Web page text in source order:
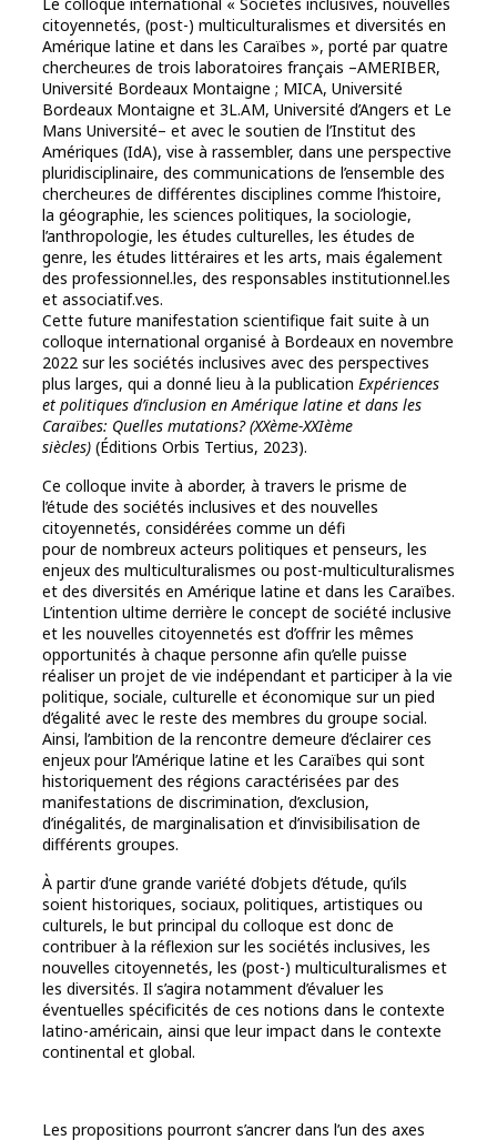
citoyennetés, (post-) multiculturalismes et diversités en
Amérique latine et dans les Caraïbes », porté par quatre
chercheur.es de trois laboratoires français –AMERIBER,
Université Bordeaux Montaigne ; MICA, Université
Bordeaux Montaigne et 3L.AM, Université d’Angers et Le
Mans Université– et avec le soutien de l’Institut des
Amériques (IdA), vise à rassembler, dans une perspective
pluridisciplinaire, des communications de l’ensemble des
chercheur.es de différentes disciplines comme l’histoire,
la géographie, les sciences politiques, la sociologie,
l’anthropologie, les études culturelles, les études de
genre, les études littéraires et les arts, mais également
des professionnel.les, des responsables institutionnel.les
et associatif.ves.
Cette future manifestation scientifique fait suite à un
colloque international organisé à Bordeaux en novembre
2022 sur les sociétés inclusives avec des perspectives
plus larges, qui a donné lieu à la publication Expériences
et politiques d’inclusion en Amérique latine et dans les
Caraïbes: Quelles mutations? (XXème-XXIème
siècles) (Éditions Orbis Tertius, 2023).
Ce colloque invite à aborder, à travers le prisme de
l’étude des sociétés inclusives et des nouvelles
citoyennetés, considérées comme un défi
pour de nombreux acteurs politiques et penseurs, les
enjeux des multiculturalismes ou post-multiculturalismes
et des diversités en Amérique latine et dans les Caraïbes.
L’intention ultime derrière le concept de société inclusive
et les nouvelles citoyennetés est d’offrir les mêmes
opportunités à chaque personne afin qu’elle puisse
réaliser un projet de vie indépendant et participer à la vie
politique, sociale, culturelle et économique sur un pied
d’égalité avec le reste des membres du groupe social.
Ainsi, l’ambition de la rencontre demeure d’éclairer ces
enjeux pour l’Amérique latine et les Caraïbes qui sont
historiquement des régions caractérisées par des
manifestations de discrimination, d’exclusion,
d’inégalités, de marginalisation et d’invisibilisation de
différents groupes.
À partir d’une grande variété d’objets d’étude, qu’ils
soient historiques, sociaux, politiques, artistiques ou
culturels, le but principal du colloque est donc de
contribuer à la réflexion sur les sociétés inclusives, les
nouvelles citoyennetés, les (post-) multiculturalismes et
les diversités. Il s’agira notamment d’évaluer les
éventuelles spécificités de ces notions dans le contexte
latino-américain, ainsi que leur impact dans le contexte
continental et global.
Les propositions pourront s’ancrer dans l’un des axes